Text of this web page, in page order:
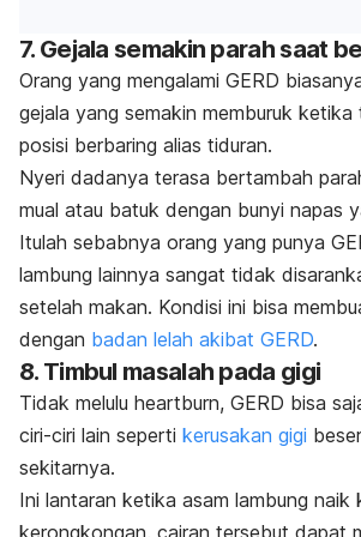
7. Gejala semakin parah saat
Orang yang mengalami GERD
gejala yang semakin memburuk ketika
posisi berbaring alias tiduran.
Nyeri dadanya terasa bertambah
mual atau batuk dengan bunyi napas
Itulah sebabnya orang yang punya
lambung lainnya sangat tidak
setelah makan. Kondisi ini bisa
dengan badan lelah akibat GERD.
8. Timbul masalah pada gigi
Tidak melulu heartburn, GERD bisa
ciri-ciri lain seperti kerusakan gigi
sekitarnya.
Ini lantaran ketika asam lambung naik
kerongkongan, cairan tersebut dapat